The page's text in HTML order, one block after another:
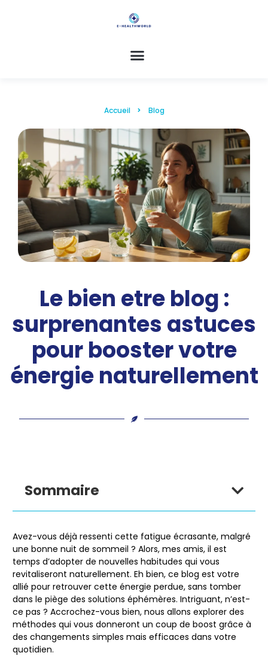
Accueil Blog
Le bien etre blog :
surprenantes astuces
pour booster votre
énergie naturellement
Sommaire
Avez-vous déjà ressenti cette fatigue écrasante, malgré
une bonne nuit de sommeil ? Alors, mes amis, il est
temps d’adopter de nouvelles habitudes qui vous
revitaliseront naturellement. Eh bien, ce blog est votre
allié pour retrouver cette énergie perdue, sans tomber
dans le piège des solutions éphémères. Intriguant, n’est-
ce pas ? Accrochez-vous bien, nous allons explorer des
méthodes qui vous donneront un coup de boost grâce à
des changements simples mais efficaces dans votre
quotidien.